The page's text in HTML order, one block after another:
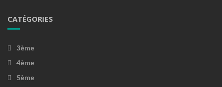
CATÉGORIES
3ème
4ème
5ème